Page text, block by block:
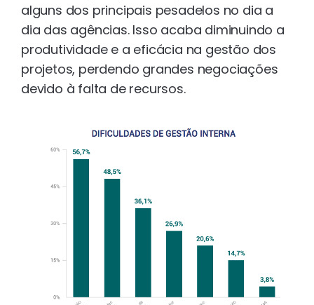
alguns dos principais pesadelos no dia a
dia das agências. Isso acaba diminuindo a
produtividade e a eficácia na gestão dos
projetos, perdendo grandes negociações
devido à falta de recursos.